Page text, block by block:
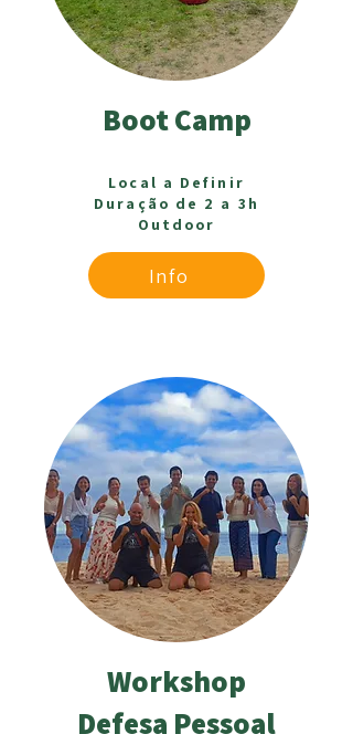
Boot Camp
Local a Definir
Duração de 2 a 3h
Outdoor
Info
Workshop
Defesa Pessoal